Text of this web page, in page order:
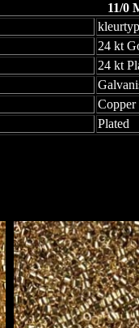
11/0
24 kt
24 kt
Plated